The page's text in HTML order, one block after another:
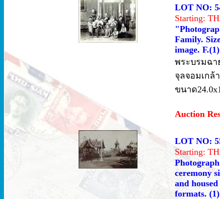
LOT NO:
Starting:
Family.
image.
พระบรมฉ
จุลจอมเกล้
ขนาด
Auction
LOT NO:
Starting:
ceremony
and
formats. (1)